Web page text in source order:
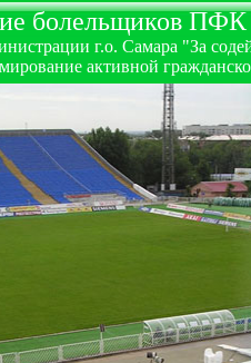
болельщиков
г.о. Самара "За
активной